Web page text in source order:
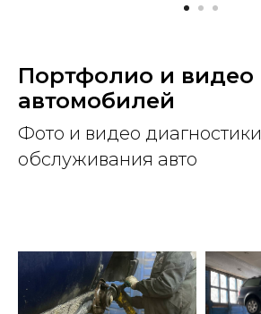
Портфолио и видео
автомобилей
Фото и видео
обслуживания авто